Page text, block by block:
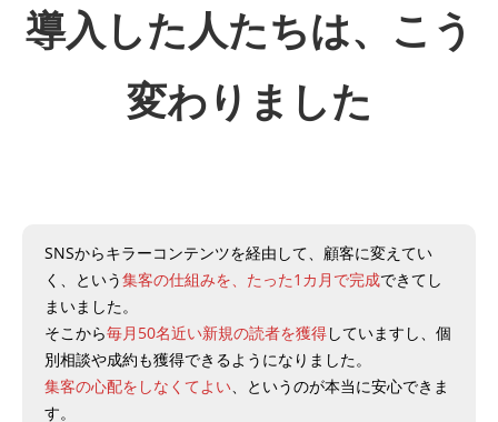
導入した人たちは、こう
変わりました
SNSからキラーコンテンツを経由して、顧客に変えてい
く、という集客の仕組みを、たった1カ月で完成できてし
まいました。
そこから毎月50名近い新規の読者を獲得していますし、個
別相談や成約も獲得できるようになりました。
集客の心配をしなくてよい 、というのが本当に安心できま
す。